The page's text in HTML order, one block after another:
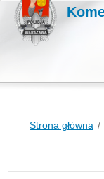
Strona główna